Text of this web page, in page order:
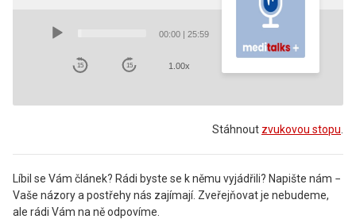
Player
00:00 |25:59
15 15 1.00x
Stáhnout zvukovou stopu
Líbil se Vám článek? Rádi byste se k němu vyjádřili? Napište nám −
Vaše názory a postřehy nás zajímají. Zveřejňovat je nebudeme,
ale rádi Vám na ně odpovíme.